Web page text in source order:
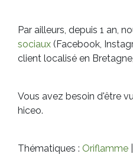
Par ailleurs, depuis 1 an,
sociaux (Facebook,
client localisé en
Vous avez besoin d'être
hiceo.
Thématiques : Oriflamme